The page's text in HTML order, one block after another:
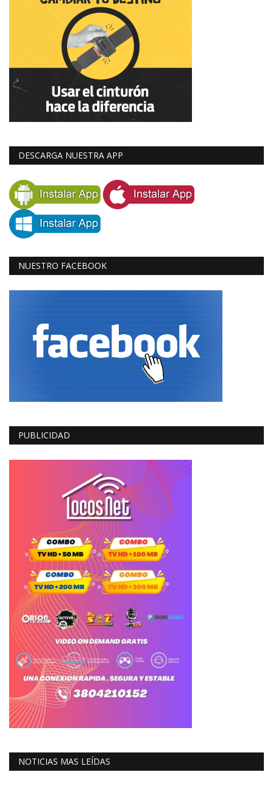
DESCARGA NUESTRA APP
NUESTRO FACEBOOK
PUBLICIDAD
NOTICIAS MAS LEÍDAS